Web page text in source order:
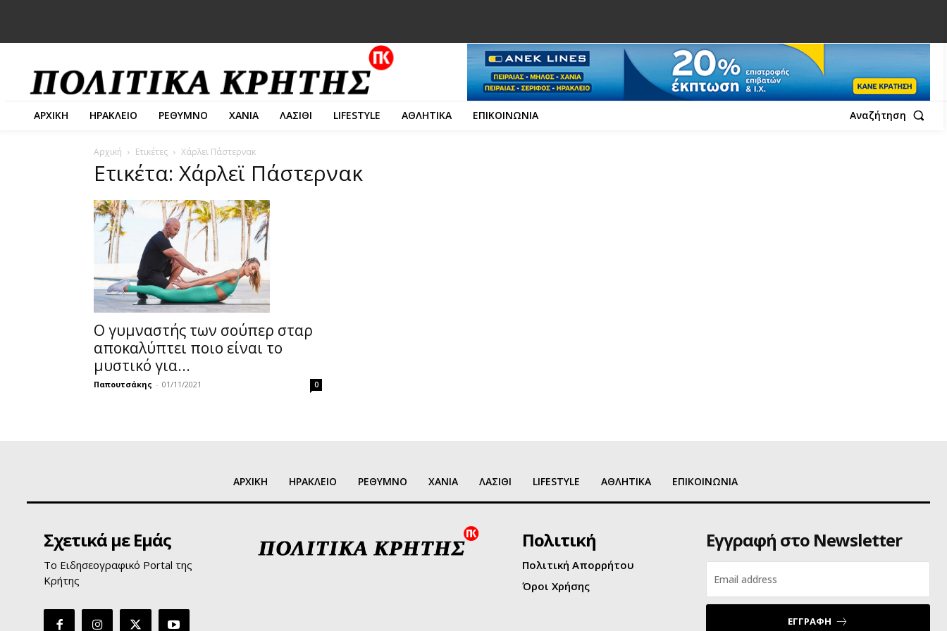
ΑΡΧΙΚΗ ΗΡΑΚΛΕΙΟ ΡΕΘΥΜΝΟ ΧΑΝΙΑ ΛΑΣΙΘΙ LIFESTYLE ΑΘΛΗΤΙΚΑ ΕΠΙΚΟΙΝΩΝΙΑ Αναζήτηση
Αρχική Ετικέτες Χάρλεϊ Πάστερνακ
Ετικέτα: Χάρλεϊ Πάστερνακ
Ο γυμναστής των σούπερ σταρ
αποκαλύπτει ποιο είναι το
μυστικό για...
Παπουτσάκης - 01/11/2021 0
ΑΡΧΙΚΗ ΗΡΑΚΛΕΙΟ ΡΕΘΥΜΝΟ ΧΑΝΙΑ ΛΑΣΙΘΙ LIFESTYLE ΑΘΛΗΤΙΚΑ ΕΠΙΚΟΙΝΩΝΙΑ
Σχετικά με Εμάς
Το Ειδησεογραφικό Portal της
Κρήτης
Πολιτική
Πολιτική Απορρήτου
Όροι Χρήσης
Εγγραφή στο Newsletter
ΕΓΓΡΑΦΗ